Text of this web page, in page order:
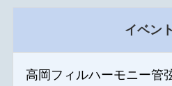
イベン
高岡フィルハーモニー管